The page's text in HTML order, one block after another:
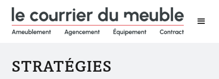
STRATÉGIES